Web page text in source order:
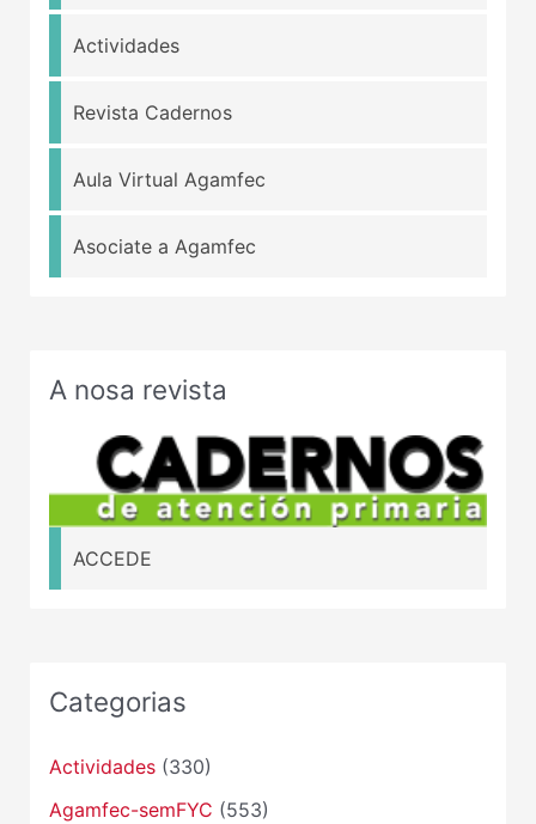
Actividades
Revista Cadernos
Aula Virtual Agamfec
Asociate a Agamfec
A nosa revista
ACCEDE
Categorias
Actividades(330)
Agamfec-semFYC (553)